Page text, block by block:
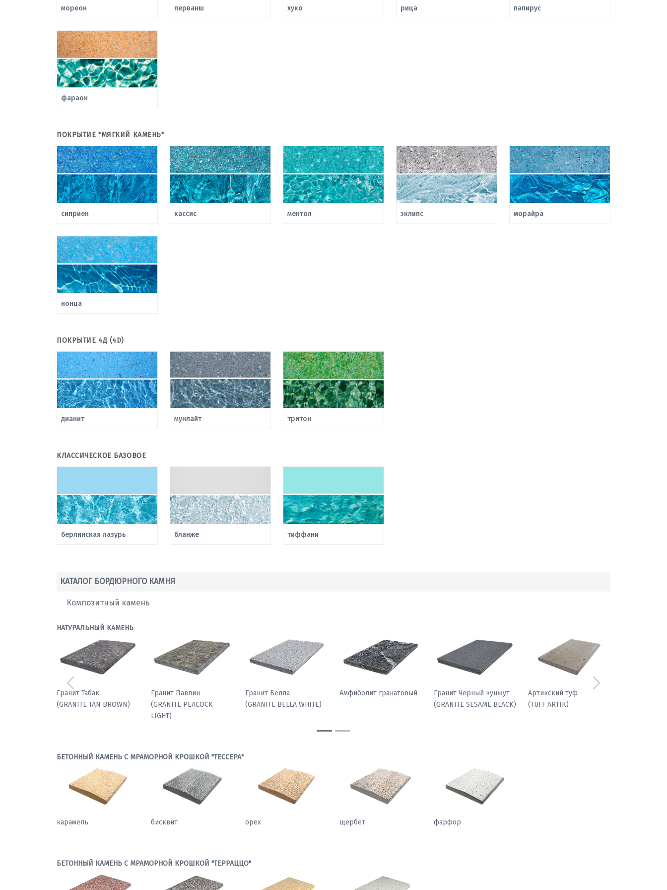
мореон перванш хуко рица папирус
фараон
ПОКРЫТИЕ "МЯГКИЙ КАМЕНЬ"
сиприен кассис ментол эклипс морайра
нонца
ПОКРЫТИЕ 4Д (4D)
дианит мунлайт тритон
КЛАССИЧЕСКОЕ БАЗОВОЕ
берлинская лазурь бланже тиффани
КАТАЛОГ БОРДЮРНОГО КАМНЯ
Композитный камень
НАТУРАЛЬНЫЙ КАМЕНЬ
Предыдущий Следующий
БЕТОННЫЙ КАМЕНЬ С МРАМОРНОЙ КРОШКОЙ "ТЕССЕРА"
карамель бисквит орех щербет фарфор
БЕТОННЫЙ КАМЕНЬ С МРАМОРНОЙ КРОШКОЙ "ТЕРРАЦЦО"